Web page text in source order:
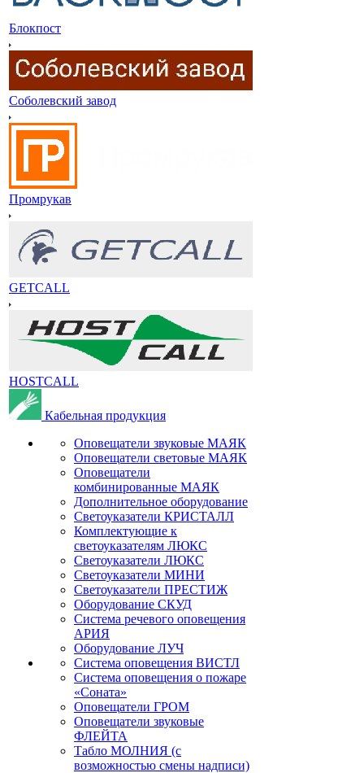
Блокпост
Соболевский завод
Промрукав
GETCALL
HOSTCALL
Кабельная продукция
Оповещатели звуковые МАЯК
Оповещатели световые МАЯК
Оповещатели
комбинированные МАЯК
Дополнительное оборудование
Светоуказатели КРИСТАЛЛ
Комплектующие к
светоуказателям ЛЮКС
Светоуказатели ЛЮКС
Светоуказатели МИНИ
Светоуказатели ПРЕСТИЖ
Оборудование СКУД
Система речевого оповещения
АРИЯ
Оборудование ЛУЧ
Система оповещения ВИСТЛ
Система оповещения о пожаре
«Соната»
Оповещатели ГРОМ
Оповещатели звуковые
ФЛЕЙТА
Табло МОЛНИЯ (с
возможностью смены надписи)